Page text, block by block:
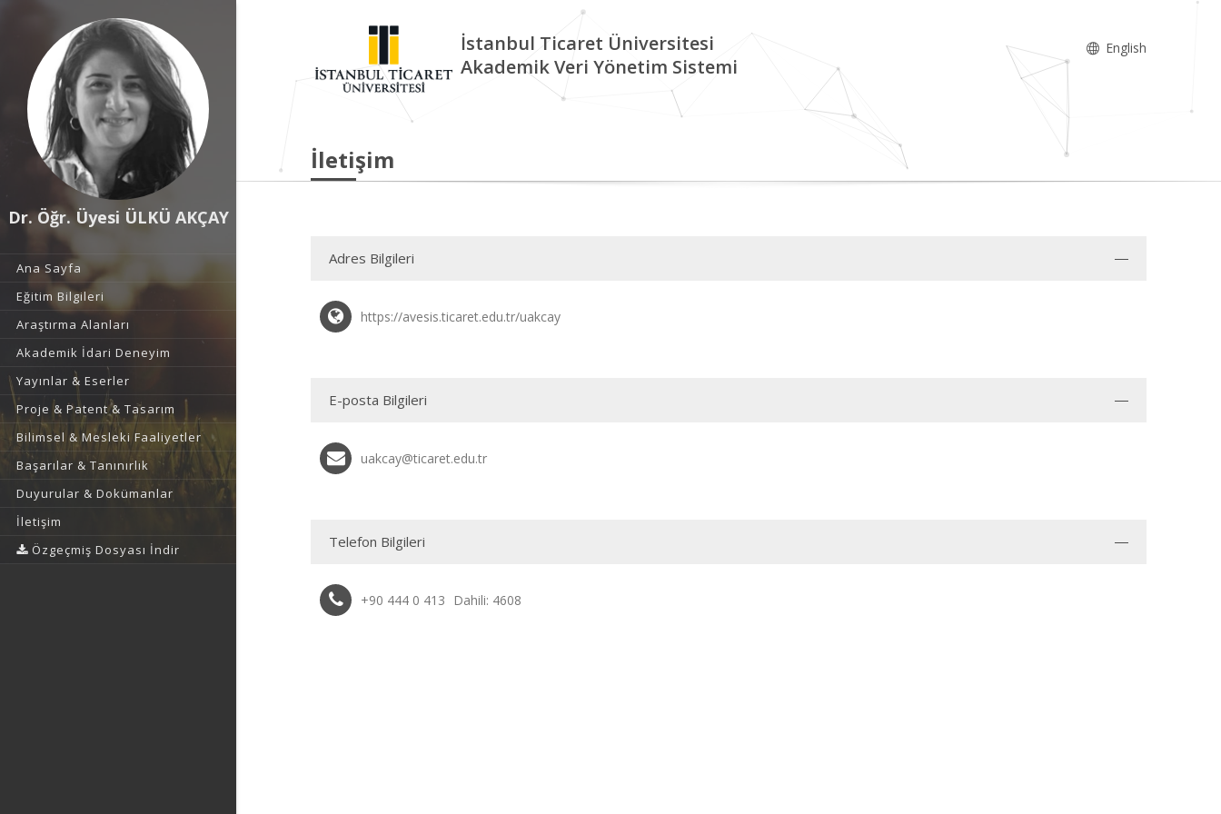
Dr. Öğr. Üyesi ÜLKÜ AKÇAY
Ana Sayfa
Eğitim Bilgileri
Araştırma Alanları
Akademik İdari Deneyim
Yayınlar & Eserler
Proje & Patent & Tasarım
Bilimsel & Mesleki Faaliyetler
Başarılar & Tanınırlık
Duyurular & Dokümanlar
İletişim
Özgeçmiş Dosyası İndir
İstanbul Ticaret Üniversitesi
Akademik Veri Yönetim Sistemi
English
İletişim
Adres Bilgileri
https://avesis.ticaret.edu.tr/uakcay
E-posta Bilgileri
uakcay@ticaret.edu.tr
Telefon Bilgileri
+90 444 0 413 Dahili: 4608